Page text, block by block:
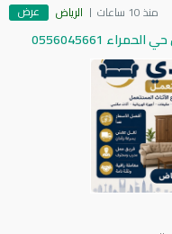
منذ 10 ساعات الرياض عرض
0556045661